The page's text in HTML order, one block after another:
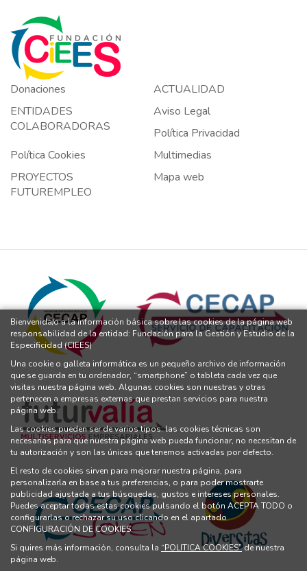
Donaciones
ACTUALIDAD
ENTIDADES
COLABORADORAS
Aviso Legal
Política Privacidad
Política Cookies
Multimedias
PROYECTOS
FUTUREMPLEO
Mapa web
Bienvenida/o a la información básica sobre las cookies de la página web
responsabilidad de la entidad: Fundación para la Gestión y Estudio de la
Especificidad (CIEES)
Una cookie o galleta informática es un pequeño archivo de información
que se guarda en tu ordenador, “smartphone” o tableta cada vez que
visitas nuestra página web. Algunas cookies son nuestras y otras
pertenecen a empresas externas que prestan servicios para nuestra
página web.
Las cookies pueden ser de varios tipos: las cookies técnicas son
necesarias para que nuestra página web pueda funcionar, no necesitan de
tu autorización y son las únicas que tenemos activadas por defecto.
El resto de cookies sirven para mejorar nuestra página, para
personalizarla en base a tus preferencias, o para poder mostrarte
publicidad ajustada a tus búsquedas, gustos e intereses personales.
Puedes aceptar todas estas cookies pulsando el botón ACEPTA TODO o
configurarlas o rechazar su uso clicando en el apartado
CONFIGURACIÓN DE COOKIES.
Si quires más información, consulta la “POLITICA COOKIES”de nuestra
página web.